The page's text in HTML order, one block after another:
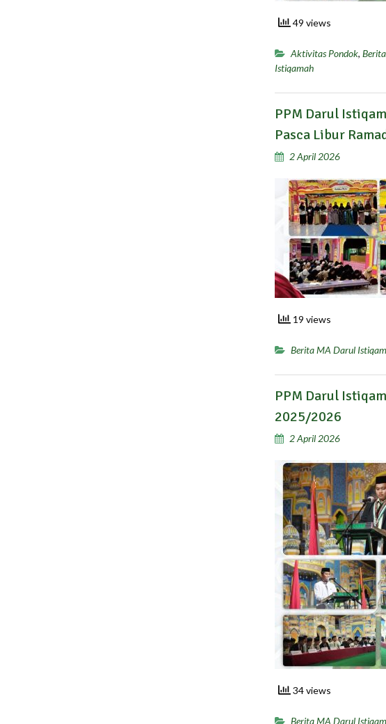
49 views
Aktivitas Pondok,
Istiqamah
PPM Darul
Pasca Libur
2 April 2026
19 views
Berita MA Darul
PPM Darul
2025/2026
2 April 2026
34 views
Berita MA Darul